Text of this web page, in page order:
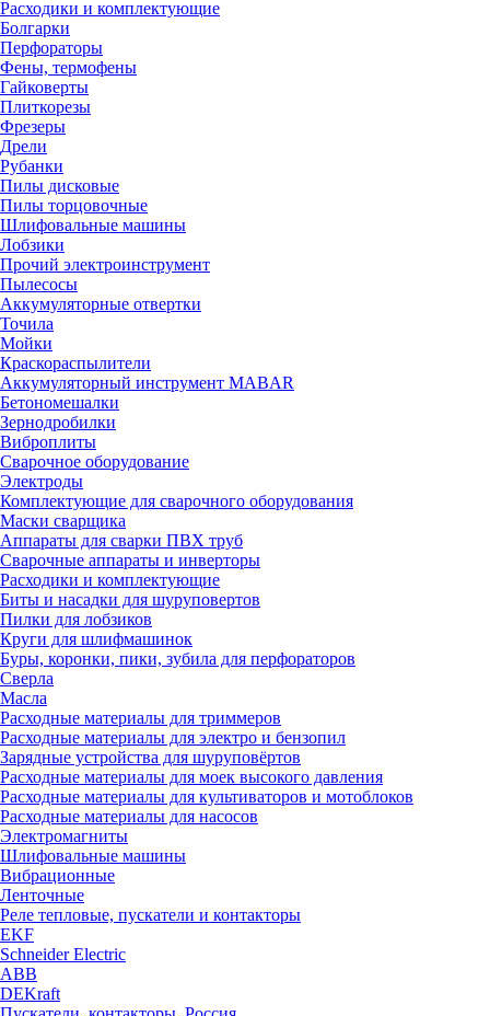
Расходики и комплектующие
Болгарки
Перфораторы
Фены, термофены
Гайковерты
Плиткорезы
Фрезеры
Дрели
Рубанки
Пилы дисковые
Пилы торцовочные
Шлифовальные машины
Лобзики
Прочий электроинструмент
Пылесосы
Аккумуляторные отвертки
Точила
Мойки
Краскораспылители
Аккумуляторный инструмент MABAR
Бетономешалки
Зернодробилки
Виброплиты
Сварочное оборудование
Электроды
Комплектующие для сварочного оборудования
Маски сварщика
Аппараты для сварки ПВХ труб
Сварочные аппараты и инверторы
Расходики и комплектующие
Биты и насадки для шуруповертов
Пилки для лобзиков
Круги для шлифмашинок
Буры, коронки, пики, зубила для перфораторов
Сверла
Масла
Расходные материалы для триммеров
Расходные материалы для электро и бензопил
Зарядные устройства для шуруповёртов
Расходные материалы для моек высокого давления
Расходные материалы для культиваторов и мотоблоков
Расходные материалы для насосов
Электромагниты
Шлифовальные машины
Вибрационные
Ленточные
Реле тепловые, пускатели и контакторы
EKF
Schneider Electric
ABB
DEKraft